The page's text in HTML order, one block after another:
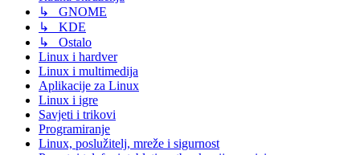
↳ GNOME
↳ KDE
↳ Ostalo
Linux i hardver
Linux i multimedija
Aplikacije za Linux
Linux i igre
Savjeti i trikovi
Programiranje
Linux, poslužitelj, mreže i sigurnost